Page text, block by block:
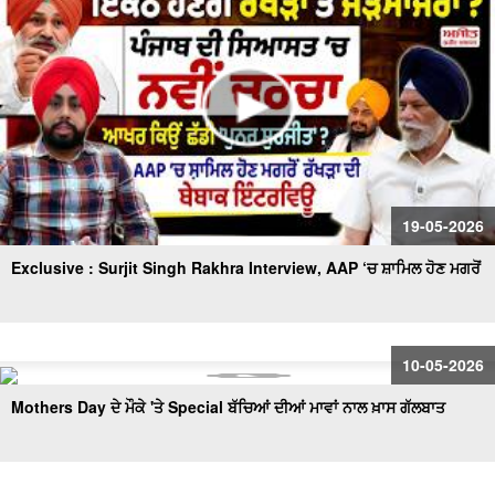
19-05-2026
Exclusive : Surjit Singh Rakhra Interview, AAP ‘ਚ ਸ਼ਾਮਿਲ ਹੋਣ ਮਗਰੋਂ
10-05-2026
Mothers Day ਦੇ ਮੌਕੇ 'ਤੇ Special ਬੱਚਿਆਂ ਦੀਆਂ ਮਾਵਾਂ ਨਾਲ ਖ਼ਾਸ ਗੱਲਬਾਤ